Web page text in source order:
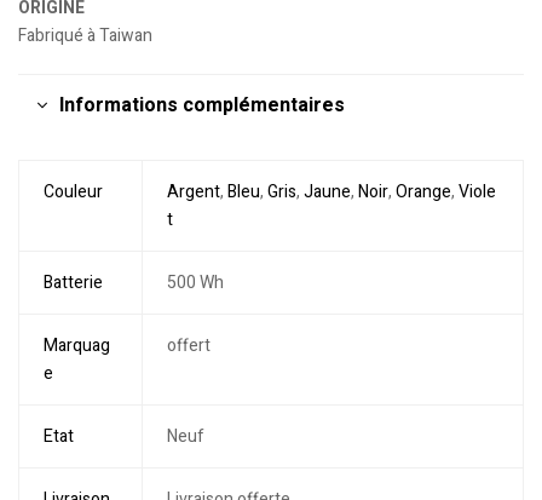
ORIGINE
Fabriqué à Taiwan
Informations complémentaires
Couleur Argent,Bleu,Gris,Jaune,Noir,Orange,Viole
t
Batterie 500 Wh
Marquag
e
offert
Etat Neuf